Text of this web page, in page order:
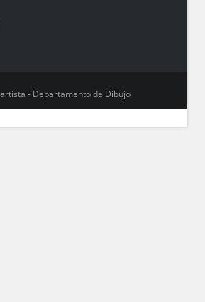
- Departamento de Dibujo